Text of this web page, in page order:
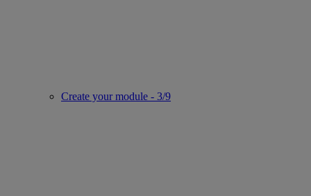
Create your module - 3/9